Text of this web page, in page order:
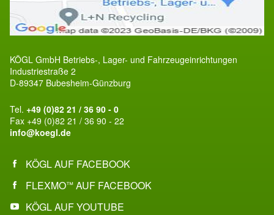
KÖGL GmbH Betriebs-, Lager- und Fahrzeugeinrichtungen
Industriestraße 2
D-89347 Bubesheim-Günzburg
Tel. +49 (0)82 21 / 36 90 - 0
Fax +49 (0)82 21 / 36 90 - 22
info@koegl.de
KÖGL AUF FACEBOOK
FLEXMO™ AUF FACEBOOK
KÖGL AUF YOUTUBE